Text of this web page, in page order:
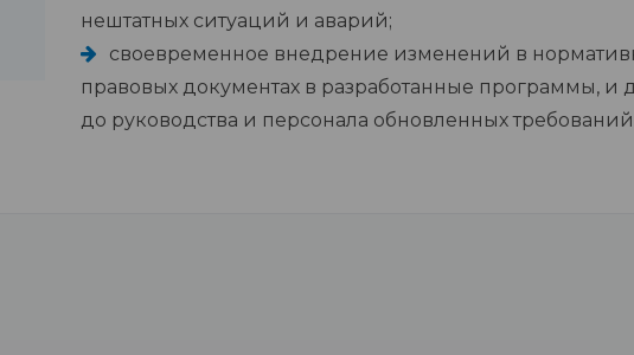
нештатных ситуаций и аварий;
своевременное внедрение изменений в
правовых документах в разработанные программы, и
до руководства и персонала обновленных